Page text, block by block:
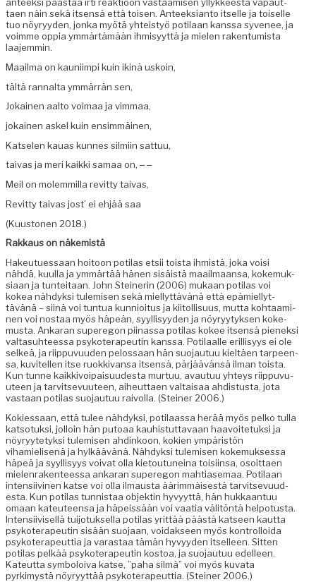
anteek­si päästää irti reak­tioon vas­taamisen yllyk­keestä vapaut­
taen näin sekä itsen­sä että toisen. Anteek­sianto itselle ja toiselle
tuo nöyryy­den, jon­ka myötä yhteistyö poti­laan kanssa syve­nee, ja
voimme oppia ymmärtämään ihmisyyt­tä ja mie­len rak­en­tu­mista
laajemmin.
Maail­ma on kau­ni­impi kuin ikinä uskoin,
tältä rannal­ta ymmär­rän sen,
Jokainen aal­to voimaa ja vimmaa,
jokainen askel kuin ensimmäinen,
Kat­se­len kauas kunnes silmi­in sattuu,
taivas ja meri kaik­ki samaa on, ‒ ‒
Meil on molem­mil­la revit­ty taivas,
Revit­ty taivas jost’ ei ehjää saa
(Kuu­s­to­nen 2018.)
Rakkaus on näkemistä
Hakeutues­saan hoitoon poti­las etsii toista ihmistä, joka voisi
nähdä, kuul­la ja ymmärtää hänen sisäistä maail­maansa, koke­muk­
si­aan ja tun­teitaan. John Steiner­in (2006) mukaan poti­las voi
kokea nähdyk­si tulemisen sekä miel­lyt­tävänä että epämiel­lyt­
tävänä – siinä voi tun­tua kun­nioi­tus ja kiitol­lisu­us, mut­ta kohtaami­
nen voi nos­taa myös häpeän, syyl­lisyy­den ja nöyryy­tyk­sen koke­
mus­ta. Ankaran super­egon piinas­sa poti­las kokee itsen­sä pienek­si
val­ta­suh­teessa psykoter­apeutin kanssa. Poti­laalle eril­lisyys ei ole
selkeä, ja riip­pu­vu­u­den pelos­saan hän suo­jau­tuu kieltäen tarpeen­
sa, kuvitellen itse ruokki­vansa itsen­sä, pär­jäävän­sä ilman toista.
Kun tunne kaikkivoipaisu­ud­es­ta mur­tuu, avau­tuu yhteys riip­pu­vu­
u­teen ja tarvit­se­vu­u­teen, aiheut­taen val­taisaa ahdis­tus­ta, jota
vas­taan poti­las suo­jau­tuu raivol­la. (Stein­er 2006.)
Kok­ies­saan, että tulee nähdyk­si, poti­laas­sa herää myös pelko tul­la
kat­so­tuk­si, jol­loin hän putoaa kauhis­tut­tavaan haavoite­tuk­si ja
nöyryyte­tyk­si tulemisen ahdinkoon, kok­ien ympäristön
vihamielisenä ja hylkäävänä. Nähdyk­si tulemisen koke­muk­ses­sa
häpeä ja syyl­lisyys voivat olla kietoutuneina toisi­in­sa, osoit­taen
mie­len­rak­en­teessa ankaran super­egon mah­ti­ase­maa. Poti­laan
inten­si­ivi­nen katse voi olla ilmaus­ta äärim­mäis­es­tä tarvit­se­vu­ud­
es­ta. Kun poti­las tun­nistaa objek­tin hyvyyt­tä, hän hukkaan­tuu
omaan kateu­teen­sa ja häpeis­sään voi vaa­tia väl­itön­tä helpo­tus­ta.
Inten­si­ivisel­lä tui­jo­tuk­sel­la poti­las yrit­tää päästä kat­seen kaut­ta
psykoter­apeutin sisään suo­jaan, voidak­seen myös kon­trol­loi­da
psykoter­apeut­tia ja varas­taa tämän hyvyy­den itselleen. Sit­ten
poti­las pelkää psykoter­apeutin kos­toa, ja suo­jau­tuu edelleen.
Kateut­ta sym­bol­oi­va katse, ”paha silmä” voi myös kuva­ta
pyrkimys­tä nöyryyt­tää psykoter­apeut­tia. (Stein­er 2006.)